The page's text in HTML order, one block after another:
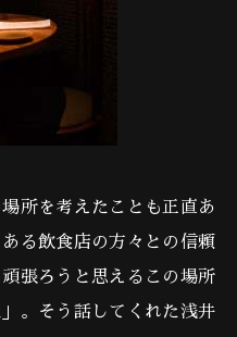
所を考えたことも正直あ
る飲食店の方々との信頼
張ろうと思えるこの場所
。そう話してくれた浅井